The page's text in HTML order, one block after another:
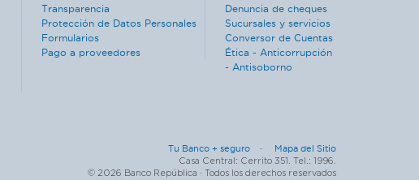
Transparencia
Protección de Datos Personales
Formularios
Pago a proveedores
Denuncia de cheques
Sucursales y servicios
Conversor de Cuentas
Ética - Anticorrupción
- Antisoborno
Tu Banco + seguro · Mapa del Sitio
Casa Central: Cerrito 351. Tel.: 1996.
© 2026 Banco República · Todos los derechos reservados